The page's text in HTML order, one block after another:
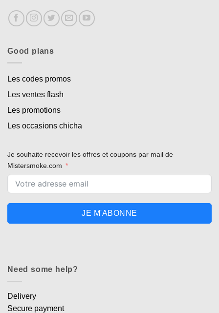
Good plans
Les codes promos
Les ventes flash
Les promotions
Les occasions chicha
Je souhaite recevoir les offres et coupons par mail de
Mistersmoke.com
JE M'ABONNE
Need some help?
Delivery
Secure payment